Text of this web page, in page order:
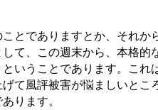
とでありますとか、それか
て、この週末から、本格的
いうことであります。これ
て風評被害が悩ましいとこ
ります。